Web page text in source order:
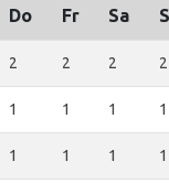
Do Fr Sa
2 2 2 2
1 1 1 1
1 1 1 1